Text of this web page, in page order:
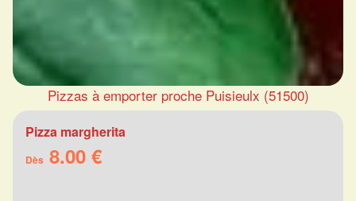
Pizzas à emporter proche Puisieulx (51500)
Pizza margherita
Dès 8.00 €